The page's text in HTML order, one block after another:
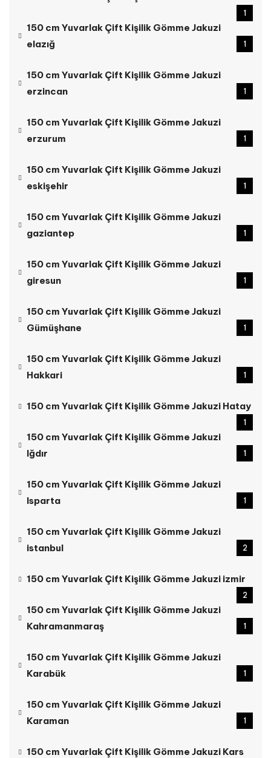
1
150 cm Yuvarlak Çift Kişilik Gömme Jakuzi
elazığ
1
150 cm Yuvarlak Çift Kişilik Gömme Jakuzi
erzincan
1
150 cm Yuvarlak Çift Kişilik Gömme Jakuzi
erzurum
1
150 cm Yuvarlak Çift Kişilik Gömme Jakuzi
eskişehir
1
150 cm Yuvarlak Çift Kişilik Gömme Jakuzi
gaziantep
1
150 cm Yuvarlak Çift Kişilik Gömme Jakuzi
giresun
1
150 cm Yuvarlak Çift Kişilik Gömme Jakuzi
Gümüşhane
1
150 cm Yuvarlak Çift Kişilik Gömme Jakuzi
Hakkari
1
150 cm Yuvarlak Çift Kişilik Gömme Jakuzi Hatay
1
150 cm Yuvarlak Çift Kişilik Gömme Jakuzi
Iğdır
1
150 cm Yuvarlak Çift Kişilik Gömme Jakuzi
Isparta
1
150 cm Yuvarlak Çift Kişilik Gömme Jakuzi
istanbul
2
150 cm Yuvarlak Çift Kişilik Gömme Jakuzi izmir
2
150 cm Yuvarlak Çift Kişilik Gömme Jakuzi
Kahramanmaraş
1
150 cm Yuvarlak Çift Kişilik Gömme Jakuzi
Karabük
1
150 cm Yuvarlak Çift Kişilik Gömme Jakuzi
Karaman
1
150 cm Yuvarlak Çift Kişilik Gömme Jakuzi Kars